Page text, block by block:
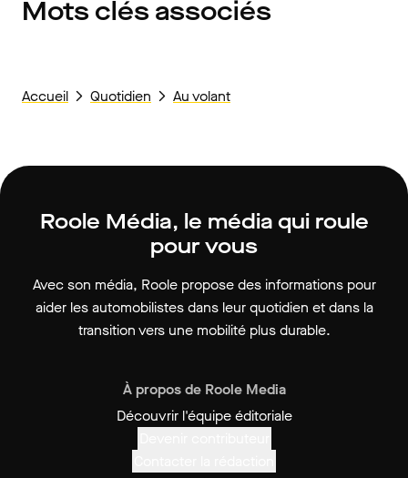
Mots clés associés
Accueil Quotidien Au volant
Roole Média, le média qui roule
pour vous
Avec son média, Roole propose des informations pour
aider les automobilistes dans leur quotidien et dans la
transition vers une mobilité plus durable.
À propos de Roole Media
Découvrir l'équipe éditoriale